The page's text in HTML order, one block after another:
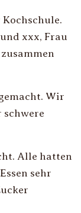
xxx, Frau
Wir
schwere
Alle hatten
sehr